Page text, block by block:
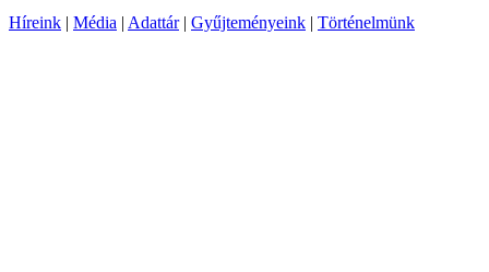
Híreink | Média | Adattár| Gyűjteményeink | Történelmünk